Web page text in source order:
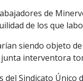
de
de los que
siendo objeto
interventora
del Sindicato Único